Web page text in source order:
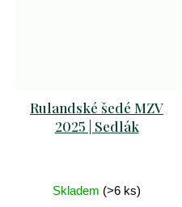
Rulandské šedé MZV
2025 | Sedlák
Skladem (>6 ks)